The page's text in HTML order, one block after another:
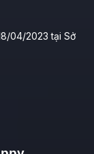
04/2023 tại Sở